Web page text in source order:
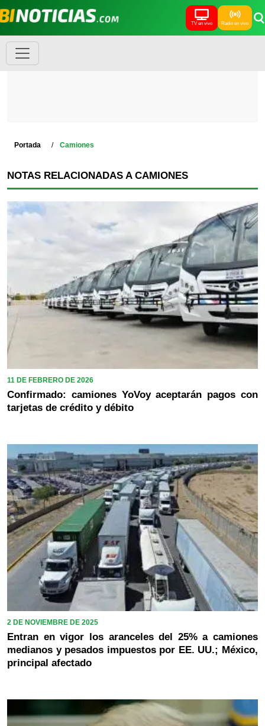
TV en vivo Radio en vivo
Portada Camiones
NOTAS RELACIONADAS A CAMIONES
11 DE FEBRERO DE 2026
Confirmado: camiones YoVoy aceptarán pagos con
tarjetas de crédito y débito
2 DE NOVIEMBRE DE 2025
Entran en vigor los aranceles del 25% a camiones
medianos y pesados impuestos por EE. UU.; México,
principal afectado